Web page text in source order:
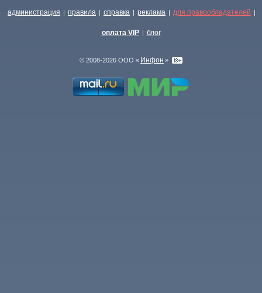
администрация | правила | справка | реклама | для правообладателей |
оплата VIP | блог
© 2008-2026 ООО « Инфон »